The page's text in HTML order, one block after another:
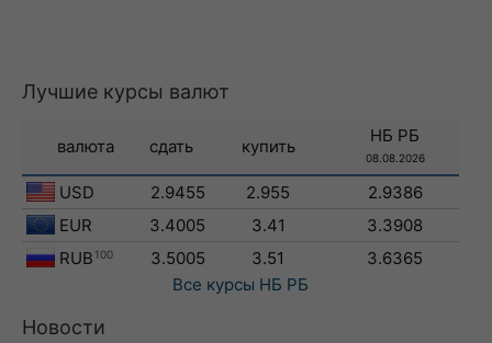
Лучшие курсы валют
валюта сдать купить
НБ РБ
08.08.2026
USD 2.9455 2.955
2.9386
EUR
3.4005 3.41
3.3908
RUB 100 3.5005 3.51
3.6365
Все курсы НБ РБ
Новости